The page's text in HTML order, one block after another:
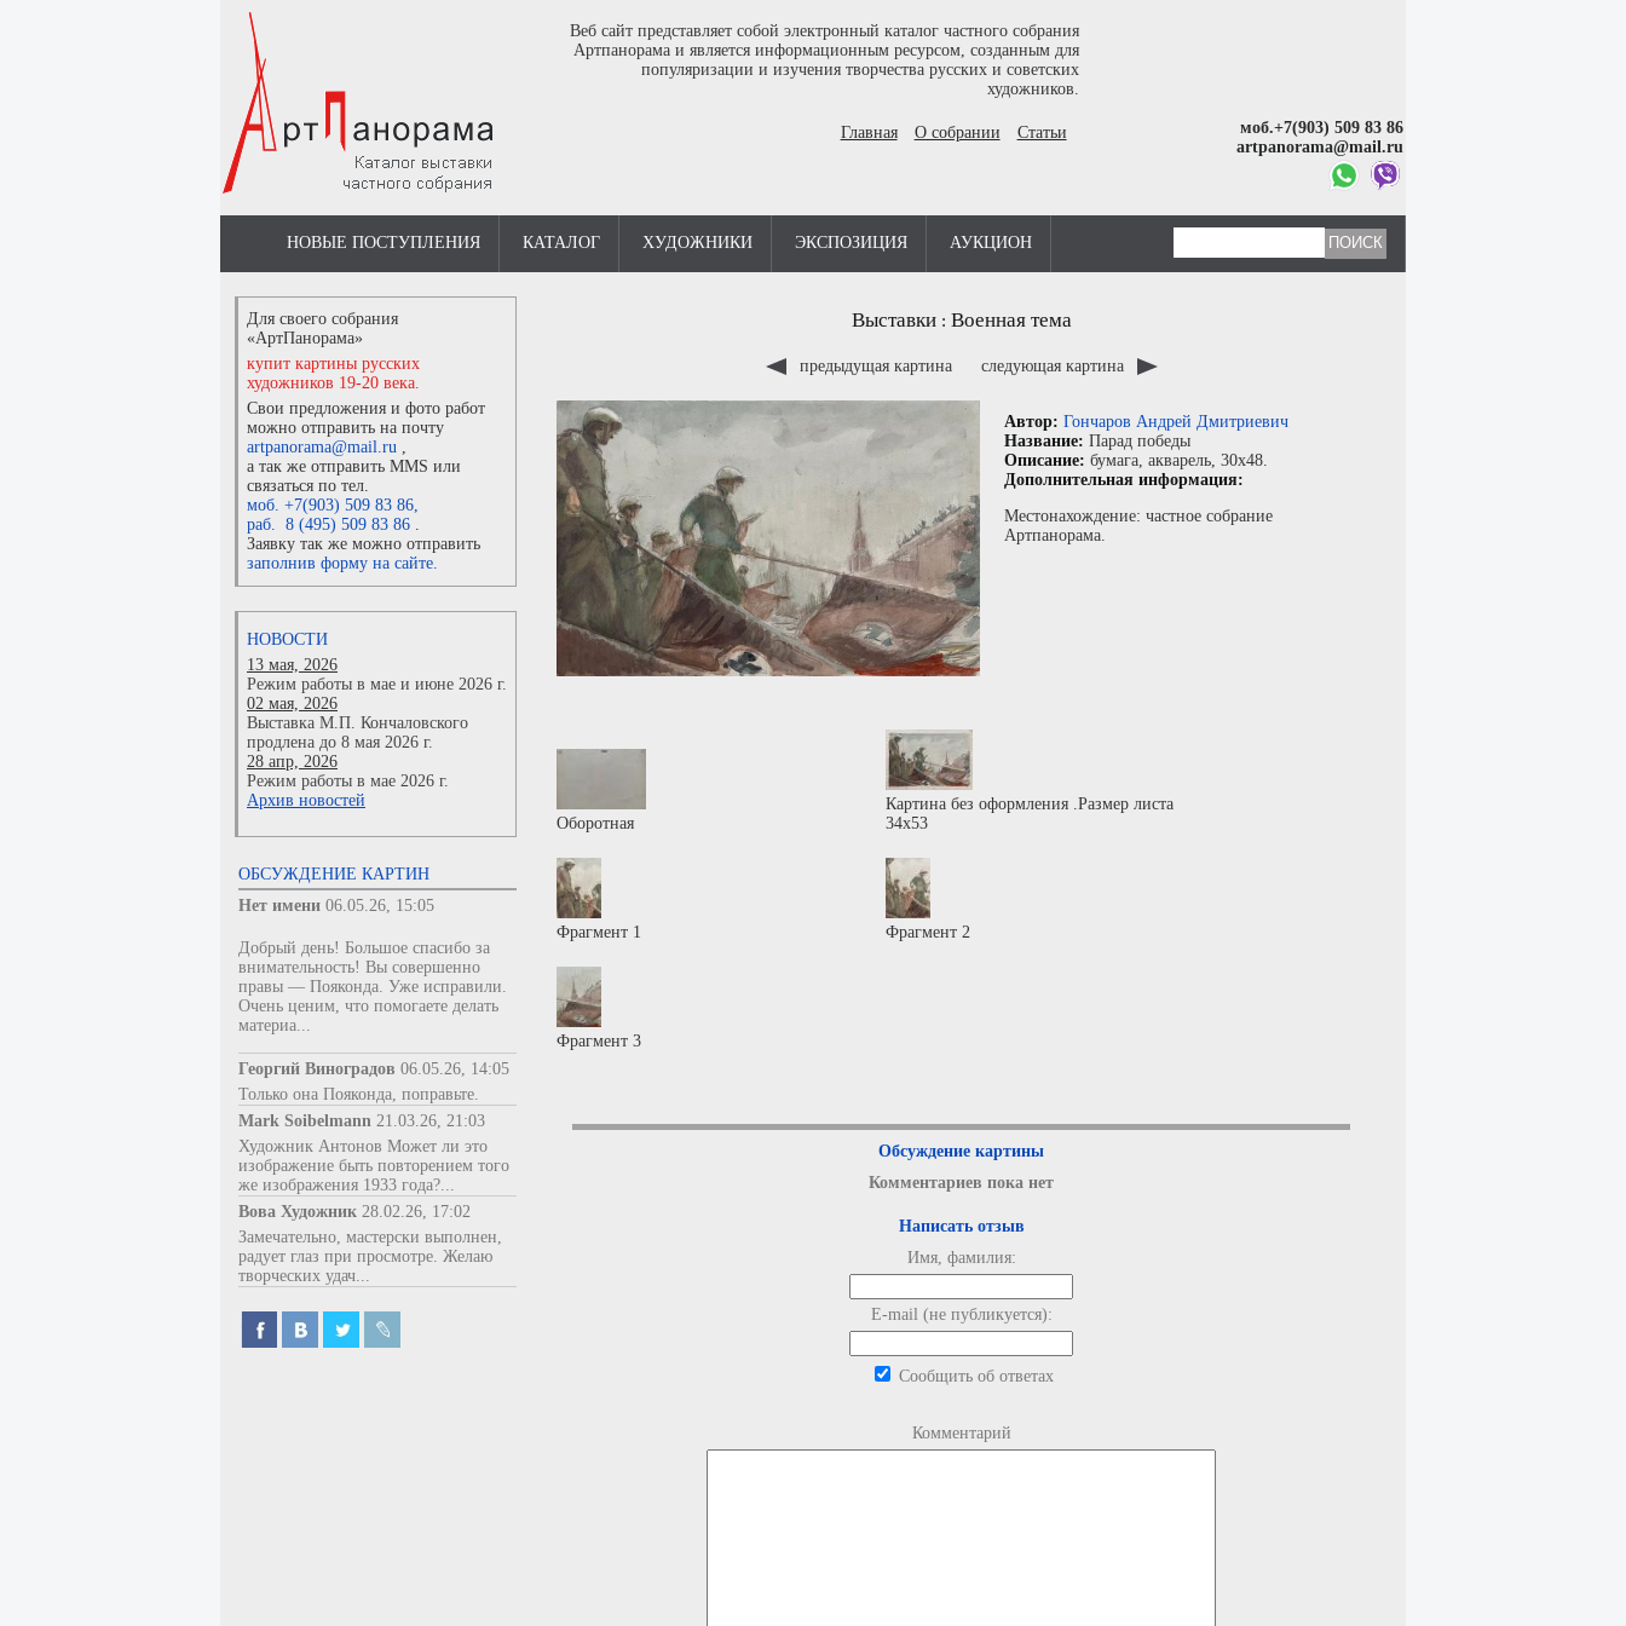
Веб сайт представляет собой электронный каталог частного собрания
Артпанорама и является информационным ресурсом, созданным для
популяризации и изучения творчества русских и советских
художников.
Главная О собрании Статьи
моб.+7(903) 509 83 86
artpanorama@mail.ru
НОВЫЕ ПОСТУПЛЕНИЯ КАТАЛОГ ХУДОЖНИКИ ЭКСПОЗИЦИЯ АУКЦИОН
Для своего собрания
«АртПанорама»
купит картины русских
художников 19-20 века.
Свои предложения и фото работ
можно отправить на почту
artpanorama@mail.ru ,
а так же отправить MMS или
связаться по тел.
моб. +7(903) 509 83 86,
раб. 8 (495) 509 83 86 .
Заявку так же можно отправить
заполнив форму на сайте.
НОВОСТИ
13 мая, 2026
Режим работы в мае и июне 2026 г.
02 мая, 2026
Выставка М.П. Кончаловского
продлена до 8 мая 2026 г.
28 апр, 2026
Режим работы в мае 2026 г.
Архив новостей
ОБСУЖДЕНИЕ КАРТИН
Нет имени 06.05.26, 15:05
Добрый день! Большое спасибо за
внимательность! Вы совершенно
правы — Пояконда. Уже исправили.
Очень ценим, что помогаете делать
материа...
Георгий Виноградов 06.05.26, 14:05
Только она Пояконда, поправьте.
Mark Soibelmann 21.03.26, 21:03
Художник Антонов Может ли это
изображение быть повторением того
же изображения 1933 года?...
Вова Художник 28.02.26, 17:02
Замечательно, мастерски выполнен,
радует глаз при просмотре. Желаю
творческих удач...
Выставки: Военная тема
предыдущая картина следующая картина
Автор: Гончаров Андрей Дмитриевич
Название: Парад победы
Описание: бумага, акварель, 30x48.
Дополнительная информация:
Местонахождение: частное собрание
Артпанорама.
Оборотная
Картина без оформления .Размер листа
34х53
Фрагмент 1 Фрагмент 2
Фрагмент 3
Обсуждение картины
Комментариев пока нет
Написать отзыв
Имя, фамилия:
E-mail (не публикуется):
Сообщить об ответах
Комментарий